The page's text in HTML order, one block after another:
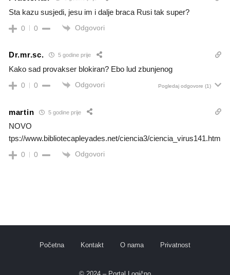
Sta kazu susjedi, jesu im i dalje braca Rusi tak super?
0 0 Odgovori
Dr.mr.sc. 5 godine prije
Kako sad provakser blokiran? Ebo lud zbunjenog
0 0 Odgovori Pogledaj odgovore (1)
martin 5 godine prije
NOVO
tps://www.bibliotecapleyades.net/ciencia3/ciencia_virus141.htm
0 0 Odgovori
Početna Kontakt O nama Privatnost